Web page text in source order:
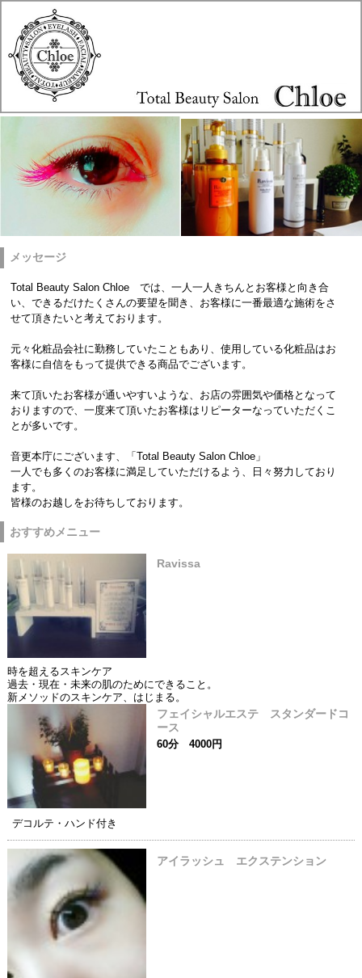
メッセージ
Total Beauty Salon Chloe では、一人一人きちんとお客様と向き合
い、できるだけたくさんの要望を聞き、お客様に一番最適な施術をさ
せて頂きたいと考えております。
元々化粧品会社に勤務していたこともあり、使用している化粧品はお
客様に自信をもって提供できる商品でございます。
来て頂いたお客様が通いやすいような、お店の雰囲気や価格となって
おりますので、一度来て頂いたお客様はリピーターなっていただくこ
とが多いです。
音更本庁にございます、「Total Beauty Salon Chloe」
一人でも多くのお客様に満足していただけるよう、日々努力しており
ます。
皆様のお越しをお待ちしております。
おすすめメニュー
Ravissa
時を超えるスキンケア
過去・現在・未来の肌のためにできること。
新メソッドのスキンケア、はじまる。
フェイシャルエステ スタンダードコ
ース
60分 4000円
デコルテ・ハンド付き
アイラッシュ エクステンション